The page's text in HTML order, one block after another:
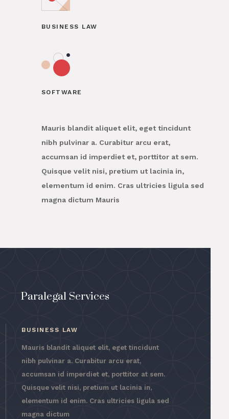
BUSINESS LAW
SOFTWARE
Mauris blandit aliquet elit, eget tincidunt
nibh pulvinar a. Curabitur arcu erat,
accumsan id imperdiet et, porttitor at sem.
Quisque velit nisi, pretium ut lacinia in,
elementum id enim. Cras ultricies ligula sed
magna dictum Mauris
Paralegal Services
BUSINESS LAW
Mauris blandit aliquet elit, eget tincidunt
nibh pulvinar a. Curabitur arcu erat,
accumsan id imperdiet et, porttitor at sem.
Quisque velit nisi, pretium ut lacinia in,
elementum id enim. Cras ultricies ligula sed
magna dictum